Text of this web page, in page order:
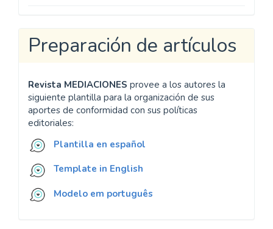
Preparación de artículos
Revista MEDIACIONES provee a los autores la
siguiente plantilla para la organización de sus
aportes de conformidad con sus políticas
editoriales:
Plantilla en español
Template in English
Modelo em português